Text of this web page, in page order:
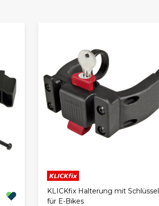
KLICKfix Halterung mit Schlüssel
für E-Bikes